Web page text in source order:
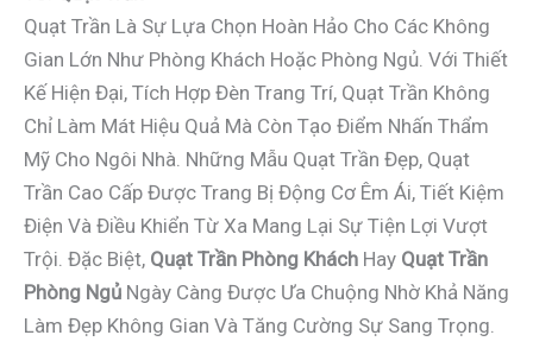
Quạt Trần Là Sự Lựa Chọn Hoàn Hảo Cho Các Không
Gian Lớn Như Phòng Khách Hoặc Phòng Ngủ. Với Thiết
Kế Hiện Đại, Tích Hợp Đèn Trang Trí, Quạt Trần Không
Chỉ Làm Mát Hiệu Quả Mà Còn Tạo Điểm Nhấn Thẩm
Mỹ Cho Ngôi Nhà. Những Mẫu Quạt Trần Đẹp, Quạt
Trần Cao Cấp Được Trang Bị Động Cơ Êm Ái, Tiết Kiệm
Điện Và Điều Khiển Từ Xa Mang Lại Sự Tiện Lợi Vượt
Trội. Đặc Biệt, Quạt Trần Phòng Khách Hay Quạt Trần
Phòng Ngủ Ngày Càng Được Ưa Chuộng Nhờ Khả Năng
Làm Đẹp Không Gian Và Tăng Cường Sự Sang Trọng.